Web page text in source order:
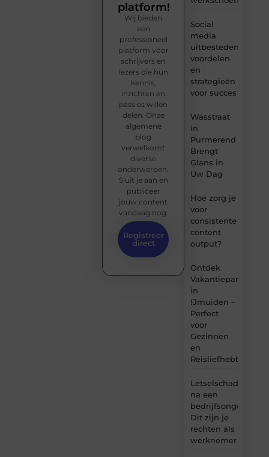
Social
media
uitbesteden:
voordelen
en
strategieën
voor succes
Wasstraat
in
Purmerend
Brengt
Glans in
Uw Dag
Hoe zorg je
voor
consistente
content
output?
Ontdek
Vakantiepark
in
IJmuiden –
Perfect
voor
Gezinnen
en
Reisliefhebbers
Letselschade
na een
bedrijfsongeval:
Dit zijn je
rechten als
werknemer
platform!
Wij bieden
een
professioneel
platform voor
schrijvers en
lezers die hun
kennis,
inzichten en
passies willen
delen. Onze
algemene
blog
verwelkomt
diverse
onderwerpen.
Sluit je aan en
publiceer
jouw content
vandaag nog.
Registreer
direct